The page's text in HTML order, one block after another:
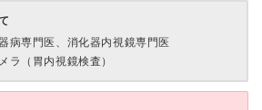
病専門医、消化器内視鏡専門医
ラ（胃内視鏡検査）